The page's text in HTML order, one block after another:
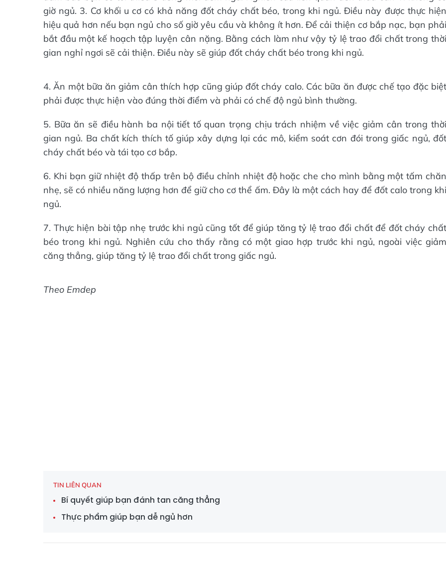
giờ ngủ. 3. Cơ khối u cơ có khả năng đốt cháy chất béo, trong khi ngủ. Điều này được thực hiện
hiệu quả hơn nếu bạn ngủ cho số giờ yêu cầu và không ít hơn. Để cải thiện cơ bắp nạc, bạn phải
bắt đầu một kế hoạch tập luyện cân nặng. Bằng cách làm như vậy tỷ lệ trao đổi chất trong thời
gian nghỉ ngơi sẽ cải thiện. Điều này sẽ giúp đốt cháy chất béo trong khi ngủ.
4. Ăn một bữa ăn giảm cân thích hợp cũng giúp đốt cháy calo. Các bữa ăn được chế tạo đặc biệt
phải được thực hiện vào đúng thời điểm và phải có chế độ ngủ bình thường.
5. Bữa ăn sẽ điều hành ba nội tiết tố quan trọng chịu trách nhiệm về việc giảm cân trong thời
gian ngủ. Ba chất kích thích tố giúp xây dựng lại các mô, kiểm soát cơn đói trong giấc ngủ, đốt
cháy chất béo và tái tạo cơ bắp.
6. Khi bạn giữ nhiệt độ thấp trên bộ điều chỉnh nhiệt độ hoặc che cho mình bằng một tấm chăn
nhẹ, sẽ có nhiều năng lượng hơn để giữ cho cơ thể ấm. Đây là một cách hay để đốt calo trong khi
ngủ.
7. Thực hiện bài tập nhẹ trước khi ngủ cũng tốt để giúp tăng tỷ lệ trao đổi chất để đốt cháy chất
béo trong khi ngủ. Nghiên cứu cho thấy rằng có một giao hợp trước khi ngủ, ngoài việc giảm
căng thẳng, giúp tăng tỷ lệ trao đổi chất trong giấc ngủ.
Theo Emdep
TIN LIÊN QUAN
Bí quyết giúp bạn đánh tan căng thẳng
Thực phẩm giúp bạn dễ ngủ hơn